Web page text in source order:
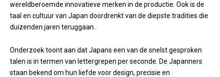
wereldberoemde innovatieve merken in de productie. Ook is de
taal en cultuur van Japan doordrenkt van de diepste tradities die
duizenden jaren teruggaan.
Onderzoek toont aan dat Japans een van de snelst gesproken
talen is in termen van lettergrepen per seconde. De Japanners
staan bekend om hun liefde voor design, precisie en